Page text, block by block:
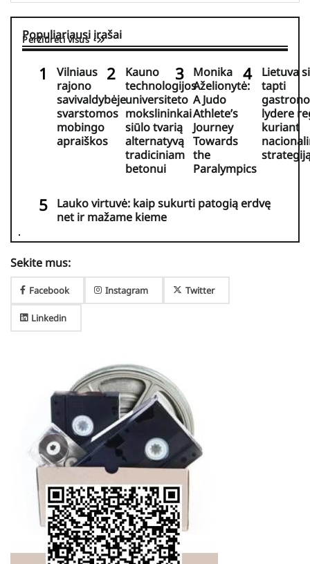
Populiariausi įrašai
Peržiūrėti visus
Vilniaus
rajono
savivaldybėje
svarstomos
mobingo
apraiškos
Kauno
technologijos
universiteto
mokslininkai
siūlo tvarią
alternatyvą
tradiciniam
betonui
Monika
Aželionytė:
A Judo
Athlete’s
Journey
Towards
the
Paralympics
Lietuva
tapti
lydere
kuriant
Lauko virtuvė: kaip sukurti patogią erdvę
net ir mažame kieme
Sekite mus:
Facebook Instagram Twitter
Linkedin